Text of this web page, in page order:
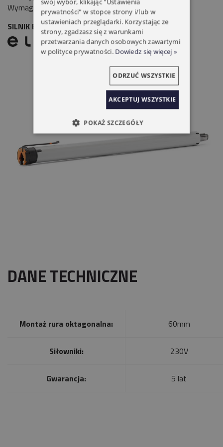
Wymagane ograniczniki, stoper listwy dolnej.
SILNIK ELERO ROLTOP M30-868 30NM/14
DANE TECHNICZNE
Montaż rura oktagonalna: 60mm
Siłowniki: 230V
Gwarancja: 5 lat
prywatności" w stopce strony i/lub w
ustawieniach przeglądarki. Korzystając ze
strony, zgadzasz się z warunkami
przetwarzania danych osobowych zawartymi
w polityce prywatności. Dowiedz się więcej »
AKCEPTUJ WSZYSTKIE
ODRZUĆ WSZYSTKIE
POKAŻ SZCZEGÓŁY